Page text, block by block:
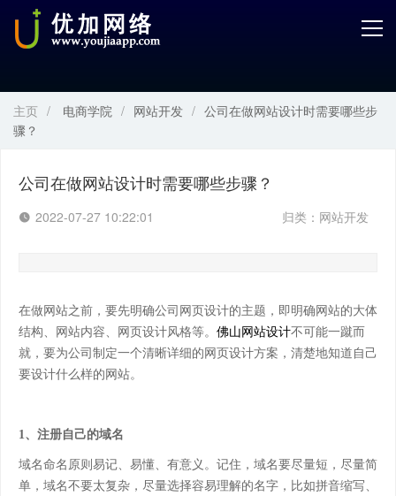
首页
开发服务
主页 / 电商学院 / 网站开发 / 公司在做网站设计时需要哪些步
骤？
公司在做网站设计时需要哪些步骤？
2022-07-27 10:22:01 归类： 网站开发
在做网站之前，要先明确公司网页设计的主题，即明确网站的大体
结构、网站内容、网页设计风格等。 佛山网站设计不可能一蹴而
就，要为公司制定一个清晰详细的网页设计方案，清楚地知道自己
要设计什么样的网站。
1、注册自己的域名
域名命名原则易记、易懂、有意义。记住，域名要尽量短，尽量简
单，域名不要太复杂，尽量选择容易理解的名字，比如拼音缩写、